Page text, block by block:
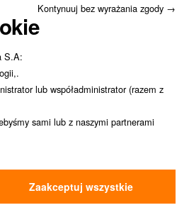
Kontynuuj bez wyrażania zgody →
S.A:
lub współadministrator (razem z
sami lub z naszymi partnerami
Zaakceptuj wszystkie